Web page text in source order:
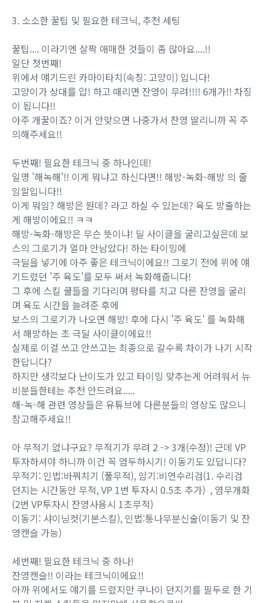
3. 소소한 꿀팁 및 필요한 테크닉, 추천 세팅
꿀팁.... 이라기엔 살짝 애매한 것들이 좀 많아요....!!
일단 첫번째!
위에서 얘기드린 카마이타치(속칭: 고양이) 입니다!
고양이가 상대를 얍! 하고 때리면 잔영이 무려!!!! 6개가!! 차징
이 됩니다!!
아주 개꿀이죠? 이거 안맞으면 나중가서 잔영 딸리니까 꼭 주
의해주세요!!
두번째! 필요한 테크닉 중 하나인데!
일명 '해녹해'!! 이게 뭐냐고 하신다면!! 해방-녹화-해방 의 줄
임말입니다!!
이게 뭐임? 해방은 뭔데? 라고 하실 수 있는데? 육도 방출하는
게 해방이에요!! ㅋㅋ
해방-녹화-해방은 무슨 뜻이냐! 딜 사이클을 굴리고싶은데 보
스의 그로기가 얼마 안남았다! 하는 타이밍에
극딜을 넣기에 아주 좋은 테크닉이에요!! 그로기 전에 위에 얘
기드렸던 '주 육도'를 모두 써서 녹화해줍니다!
그 후에 스킬 쿨들을 기다리며 평타를 치고 다른 잔영을 굴리
며 육도 시간을 늘려준 후에
보스의 그로기가 나오면 해방! 후에 다시 '주 육도' 를 녹화해
서 해방하는 초 극딜 사이클이에요!!
실제로 이걸 쓰고 안쓰고는 최종으로 갈수록 차이가 나기 시작
한답니다?
하지만 생각보다 난이도가 있고 타이밍 맞추는게 어려워서 뉴
비분들한테는 추천 안드려요.....
해-녹-해 관련 영상들은 유튜브에 다른분들의 영상도 많으니
참고해주세요!!
아 무적기 없냐구요? 무적기가 무려 2 -> 3개(수정)! 근데 VP
투자하셔야 하니까 이건 꼭 염두하시기! 이동기도 있답니다?
무적기: 인법:바꿔치기 (풀무적), 암기:비연수리검(1. 수리검
던지는 시간동안 무적, VP 1번 투자시 0.5초 추가) , 염무개화
(2번 VP투자시 잔영사용시 1초무적)
이동기: 샤이닝컷(기본스킬), 인법:통나무분신술(이동기 및 잔
영캔슬 가능)
세번째! 필요한 테크닉 중 하나!
잔영캔슬!! 이라는 테크닉이에요!!
아까 위에서도 얘기를 드렸지만 쿠나이 던지기를 필두로 한 기